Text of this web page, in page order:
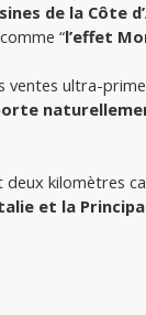
de la Côte
“l’effet
ventes ultra-
et la